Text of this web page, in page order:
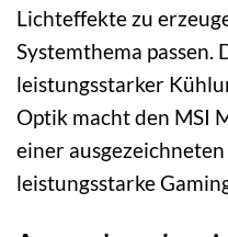
Lichteffekte zu
Systemthema passen.
leistungsstarker
Optik macht den MSI
einer
leistungsstarke